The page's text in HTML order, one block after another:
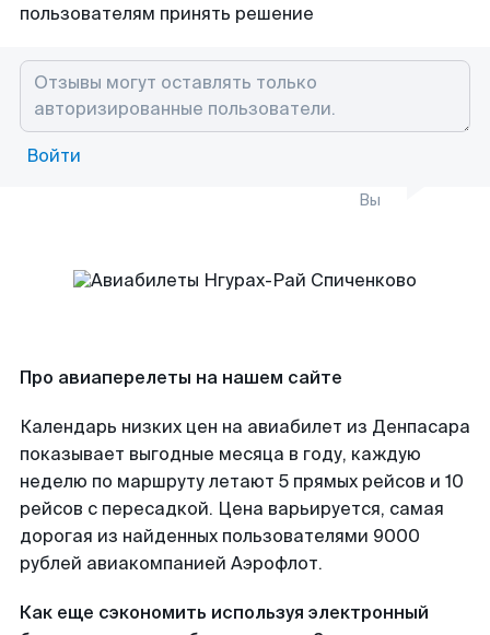
пользователям принять решение
Войти
Вы
Про авиаперелеты на нашем сайте
Календарь низких цен на авиабилет из Денпасара
показывает выгодные месяца в году, каждую
неделю по маршруту летают 5 прямых рейсов и 10
рейсов с пересадкой. Цена варьируется, самая
дорогая из найденных пользователями 9000
рублей авиакомпанией Аэрофлот.
Как еще сэкономить используя электронный